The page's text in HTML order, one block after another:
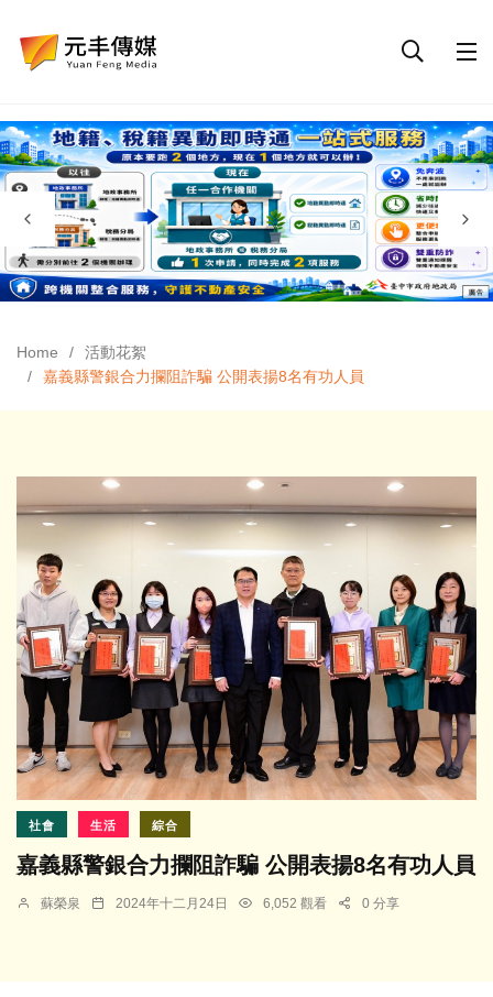
Home
活動花絮
嘉義縣警銀合力攔阻詐騙 公開表揚8名有功人員
社會 生活 綜合
嘉義縣警銀合力攔阻詐騙 公開表揚8名有功人員
蘇榮泉 2024年十二月24日 6,052 觀看 0 分享